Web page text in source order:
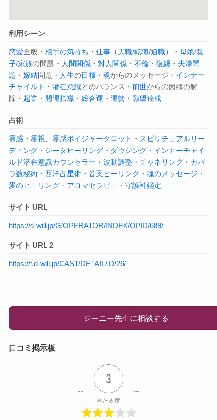
利用シーン
恋愛全般・ 相手の気持ち ・ 仕事（天職/転職/適職）・ 母娘/親
子/家族の問題・ 人間関係・ 対人関係・ 不倫・ 復縁 ・ 夫婦問
題 ・ 嫁姑問題・ 人生の目標・ 魂からのメッセージ・ インナー
チャイルド ・ 潜在意識とのバランス・ 前世からの因縁の解
除・ 起業 ・ 開運指導・ 総合運 ・ 運勢・ 願望達成
占術
霊感・ 霊視 霊感ボイジャータロット ・ スピリチュアルリー
ディング・ シータヒーリング・ ダウジング・ インナーチャイ
ルド潜在意識カウンセラー ・ 波動調整・ チャネリング・ カバ
ラ数秘術・ 西洋占星術・ 音叉ヒーリング・ 魂のメッセージ ・
愛のヒーリング・ アロマセラピー ・ 守護神鑑定
サイト URL
https://d-will.jp/G/OPERATOR/INDEX/OPID/689/
サイト URL 2
https://t.d-will.jp/CAST/DETAIL/ID/26/
ジーニー先生に相談する
口コミ掲示板
3
当たる度